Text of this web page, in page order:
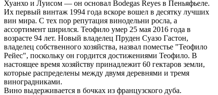
Хуанхо и Луисом — он основал Bodegas Reyes в Пеньяфьеле.
Их первый винтаж 1994 года вскоре вошел в десятку лучших
вин мира. С тех пор репутация винодельни росла, а
ассортимент ширился. Теофило умер 25 мая 2016 года в
возрасте 94 лет. Новый владелец Пруден Суазо Гастон,
владелец собственного хозяйства, назвал поместье "Теофило
Рейес", поскольку он гордится достижениями Теофило. В
настоящее время хозяйству принадлежит 60 гектаров земли,
которые распределены между двумя деревнями и тремя
виноградниками.
Вино выдерживается в бочках из французского дуба.